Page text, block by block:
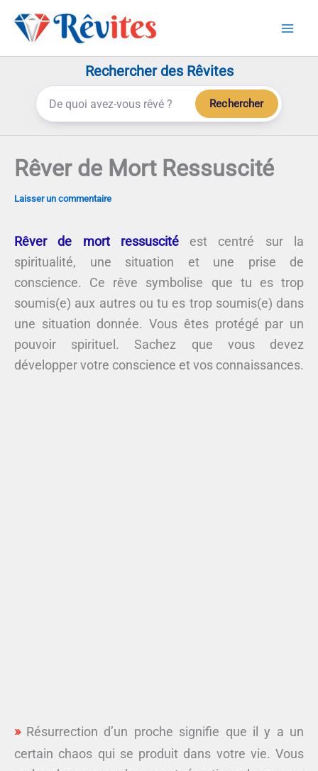
Rechercher des Rêvites
Rechercher
Rêver de Mort Ressuscité
Laisser un commentaire
Rêver de mort ressuscitéest centré sur la
spiritualité, une situation et une prise de
conscience. Ce rêve symbolise que tu es trop
soumis(e) aux autres ou tu es trop soumis(e) dans
une situation donnée. Vous êtes protégé par un
pouvoir spirituel. Sachez que vous devez
développer votre conscience et vos connaissances.
Résurrection d’un proche signifie que il y a un
certain chaos qui se produit dans votre vie. Vous